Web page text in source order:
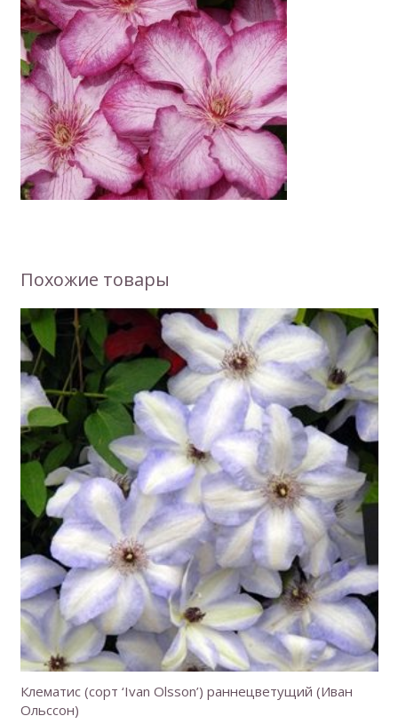
Похожие товары
Клематис (сорт ‘Ivan Olsson’) раннецветущий (Иван
Ольссон)